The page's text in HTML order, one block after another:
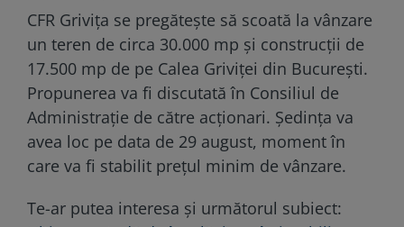
CFR Grivița se pregătește să scoată la vânzare
un teren de circa 30.000 mp și construcții de
17.500 mp de pe Calea Griviței din București.
Propunerea va fi discutată în Consiliul de
Administrație de către acționari. Ședința va
avea loc pe data de 29 august, moment în
care va fi stabilit prețul minim de vânzare.
Te-ar putea interesa și următorul subiect: